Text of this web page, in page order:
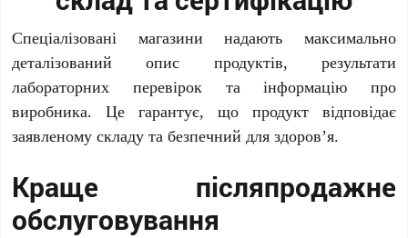
Спеціалізовані магазини надають максимально
деталізований опис продуктів, результати
лабораторних перевірок та інформацію про
виробника. Це гарантує, що продукт відповідає
заявленому складу та безпечний для здоров’я.
Краще післяпродажне
обслуговування